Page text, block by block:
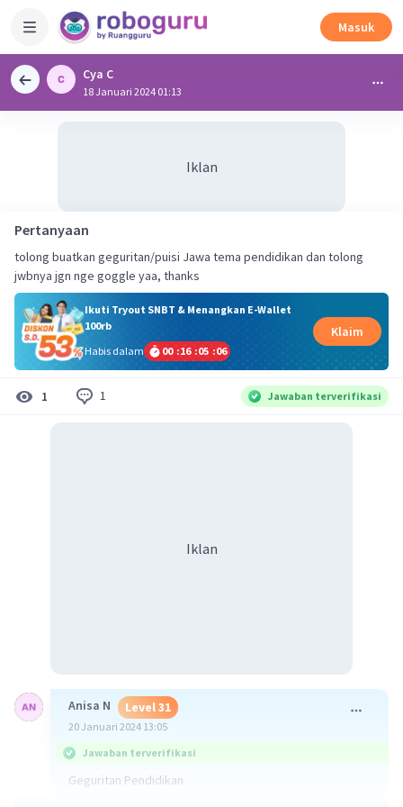
Masuk
Cya C
18 Januari 2024 01:13
Iklan
Pertanyaan
tolong buatkan geguritan/puisi Jawa tema pendidikan dan tolong
jwbnya jgn nge goggle yaa, thanks
Ikuti Tryout SNBT & Menangkan E-Wallet
100rb
Habis dalam
00 :16 :05 :06
Klaim
1 1 Jawaban terverifikasi
Iklan
Anisa N Level 31
20 Januari 2024 13:05
Jawaban terverifikasi
Geguritan Pendidikan